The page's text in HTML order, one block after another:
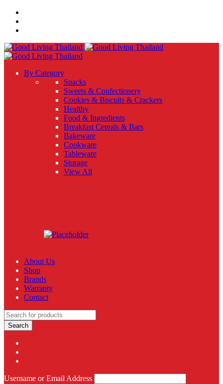
By Category
Snacks
Sweets & Confectionery
Cookies & Biscuits & Crackers
Healthy
Food & Ingredients
Breakfast Cereals & Bars
Bakeware
Cookware
Tableware
Storage
View All
About Us
Shop
Brands
Warranty
Contact
Username or Email Address